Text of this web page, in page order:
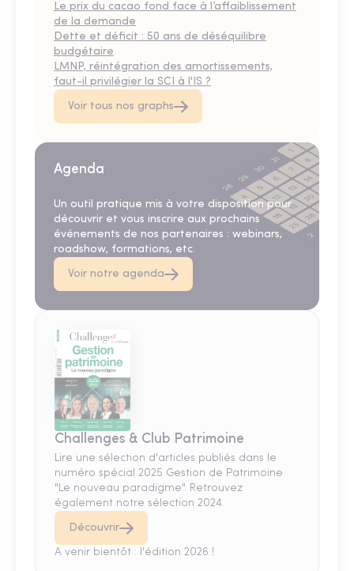
Le prix du cacao fond face à l’affaiblissement
de la demande
Dette et déficit : 50 ans de déséquilibre
budgétaire
LMNP, réintégration des amortissements,
faut-il privilégier la SCI à l'IS ?
Voir tous nos graphs
Agenda
Un outil pratique mis à votre disposition pour
découvrir et vous inscrire aux prochains
événements de nos partenaires : webinars,
roadshow, formations, etc.
Voir notre agenda
Challenges & Club Patrimoine
Lire une sélection d'articles publiés dans le
numéro spécial 2025 Gestion de Patrimoine
"Le nouveau paradigme". Retrouvez
également notre sélection 2024.
Découvrir
A venir bientôt : l'édition 2026 !